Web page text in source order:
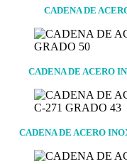
CADENA DE
CADENA DE ACERO
CADENA DE ACERO